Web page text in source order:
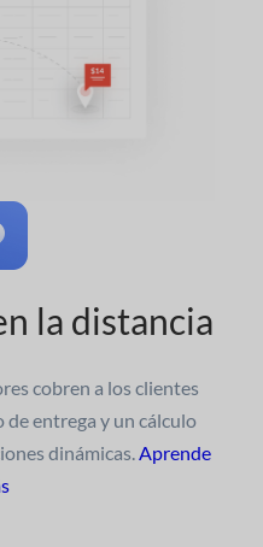
la distancia
cobren a los clientes
de entrega y un cálculo
dinámicas. Aprende